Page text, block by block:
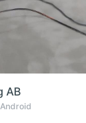
AB
Android